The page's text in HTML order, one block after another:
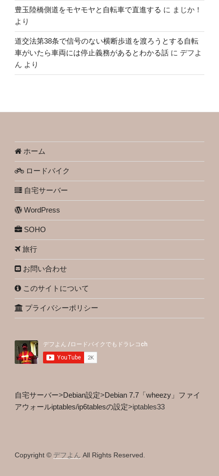
豊玉陸橋側道をモヤモヤと自転車で直進する に まじか！
より
道交法第38条で信号のない横断歩道を渡ろうとする自転
車がいたら車両には停止義務があるとわかる話 に デフよ
ん より
ホーム
ロードバイク
自宅サーバー
WordPress
SOHO
旅行
お問い合わせ
このサイトについて
プライバシーポリシー
自宅サーバー>Debian設定>Debian 7.7「wheezy」ファイ
アウォールiptables/ip6tablesの設定>iptables33
Copyright © デフよん All Rights Reserved.